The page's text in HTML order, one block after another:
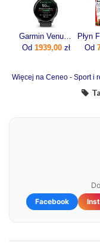
Garmin Venu 4 45mm Slate z paskiem silikonowym w kolorze Black
Od 1939,00zł
Od
Więcej na Ceneo - Sport i
Facebook